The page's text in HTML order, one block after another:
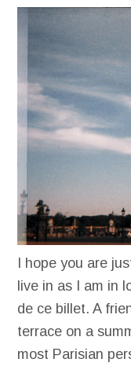
I hope you are
live in as I am in
de ce billet. A
terrace on a
most Parisian